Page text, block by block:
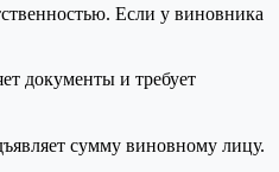
Если у виновника
документы и требует
сумму виновному лицу.